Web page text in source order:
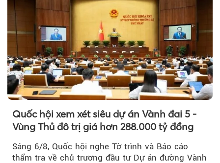
Quốc hội xem xét siêu dự án Vành đai 5 -
Vùng Thủ đô trị giá hơn 288.000 tỷ đồng
Sáng 6/8, Quốc hội nghe Tờ trình và Báo cáo
thẩm tra về chủ trương đầu tư Dự án đường Vành